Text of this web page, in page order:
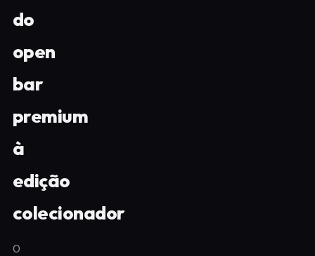
do
open
bar
premium
à
edição
colecionador
O